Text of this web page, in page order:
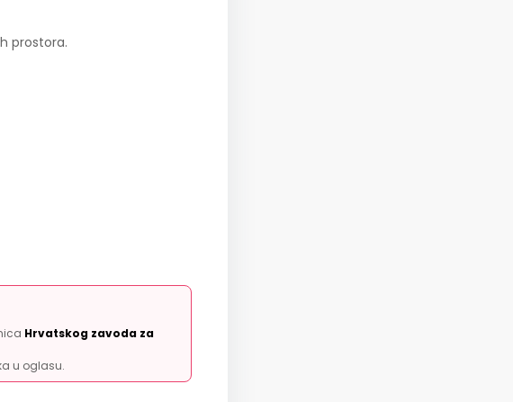
prostora.
Hrvatskog zavoda za
u oglasu.